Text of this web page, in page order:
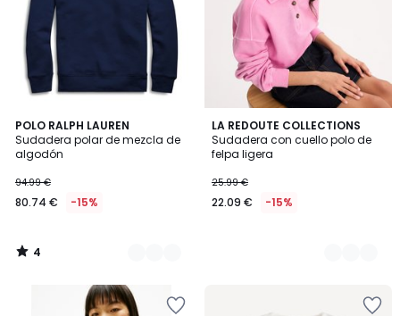
POLO RALPH LAUREN
Sudadera polar de mezcla de
algodón
94.99 €
80.74 € -15%
4
/
5
3
Colores
4
/
LA REDOUTE COLLECTIONS
Sudadera con cuello polo de
felpa ligera
25.99 €
22.09 € -15%
2
Colores